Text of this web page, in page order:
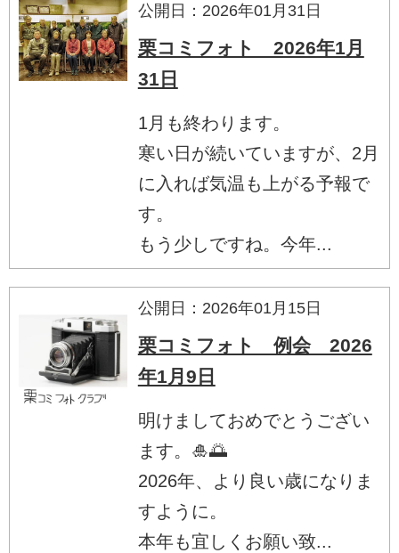
公開日：2026年01月31日
栗コミフォト 2026年1月
31日
1月も終わります。
寒い日が続いていますが、2月
に入れば気温も上がる予報で
す。
もう少しですね。今年...
公開日：2026年01月15日
栗コミフォト 例会 2026
年1月9日
明けましておめでとうござい
ます。🎍🌅
2026年、より良い歳になりま
すように。
本年も宜しくお願い致...